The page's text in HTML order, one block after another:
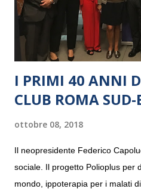
I PRIMI 40 ANNI
CLUB ROMA SUD-
ottobre 08, 2018
Il neopresidente Federico
sociale. Il progetto Polioplus per
mondo, ippoterapia per i malati